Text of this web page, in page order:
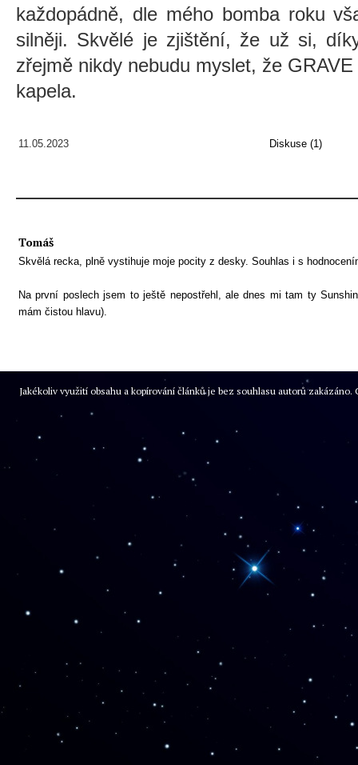
každopádně, dle mého bomba roku
silněji. Skvělé je zjištění, že už si,
zřejmě nikdy nebudu myslet, že
kapela.
11.05.2023 Diskuse (1)
Tomáš
Skvělá recka, plně vystihuje moje pocity z desky. Souhlas i s
Na první poslech jsem to ještě nepostřehl, ale dnes mi tam ty
mám čistou hlavu).
Jakékoliv využití obsahu a kopírování článků je bez souhlasu autorů